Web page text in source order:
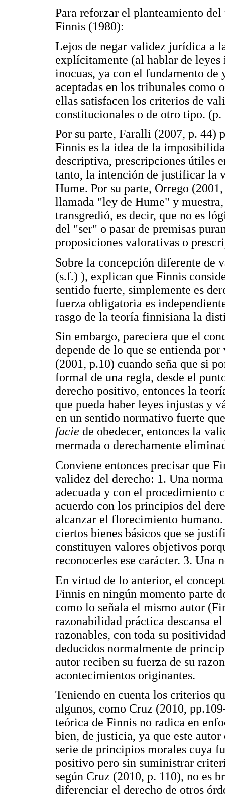
Para reforzar el planteamiento
Finnis (1980):
Lejos de negar validez jurídica a
explícitamente (al hablar de
inocuas, ya con el fundamento de
aceptadas en los tribunales
ellas satisfacen los criterios de
constitucionales o de otro tipo. (p.
Por su parte, Faralli (2007, p. 44)
Finnis es la idea de la
descriptiva, prescripciones útiles
tanto, la intención de justificar la
Hume. Por su parte, Orrego
llamada "ley de Hume" y muestra,
transgredió, es decir, que no es
del "ser" o pasar de premisas
proposiciones valorativas o
Sobre la concepción diferente de
(s.f.) ), explican que Finnis
sentido fuerte, simplemente es
fuerza obligatoria es
rasgo de la teoría finnisiana la
Sin embargo, pareciera que el
depende de lo que se entienda
(2001, p.10) cuando seña que si
formal de una regla, desde el
derecho positivo, entonces la
que pueda haber leyes injustas y
en un sentido normativo fuerte
facie de obedecer, entonces la
mermada o derechamente
Conviene entonces precisar que
validez del derecho: 1. Una
adecuada y con el procedimiento
acuerdo con los principios del
alcanzar el florecimiento
ciertos bienes básicos que se
constituyen valores objetivos
reconocerles ese carácter. 3. Una
En virtud de lo anterior, el
Finnis en ningún momento parte
como lo señala el mismo autor
razonabilidad práctica descansa
razonables, con toda su
deducidos normalmente de
autor reciben su fuerza de su
acontecimientos originantes.
Teniendo en cuenta los criterios
algunos, como Cruz (2010,
teórica de Finnis no radica en
bien, de justicia, ya que este
serie de principios morales cuya
positivo pero sin suministrar
según Cruz (2010, p. 110), no es
diferenciar el derecho de otros